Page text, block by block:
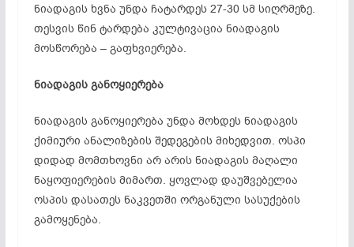
ნიადაგის ხვნა უნდა ჩატარდეს 27-30 სმ სიღრმეზე.
თესვის წინ ტარდება კულტივაცია ნიადაგის
მოსწორება – გაფხვიერება.
ნიადაგის განოყიერება
ნიადაგის განოყიერება უნდა მოხდეს ნიადაგის
ქიმიური ანალიზების შედეგების მიხედვით. ოსპი
დიდად მომთხოვნი არ არის ნიადაგის მაღალი
ნაყოფიერების მიმართ. ყოვლად დაუშვებელია
ოსპის დასათეს ნაკვეთში ორგანული სასუქების
გამოყენება.